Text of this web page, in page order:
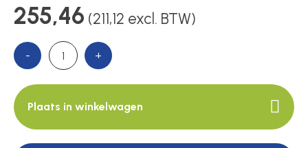
Contact
255,46 (211,12 excl. BTW)
- +
Plaats in winkelwagen